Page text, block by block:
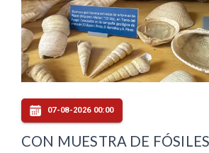
07-08-2026 00:00
CON MUESTRA DE